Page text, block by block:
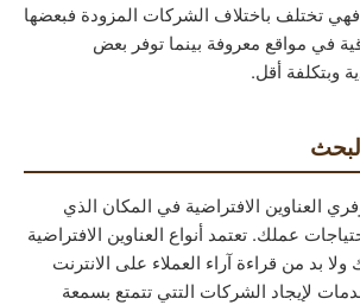
فهي تختلف باختلاف الشركات المزودة فبعضها
في مواقع معروفة بينما توفر بعض
وبتكلفة أقل.
العناوين الافتراضية في المكان الذي
عملك. تعتمد أنواع العناوين الافتراضية
بد من قراءة آراء العملاء على الانترنت
لإيجاد الشركات التتي تتمتع بسمعة